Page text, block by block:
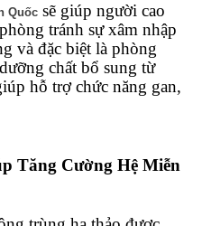
Quốc sẽ giúp người cao
tránh sự xâm nhập
và đặc biệt là phòng
chất bổ sung từ
hỗ trợ chức năng gan,
Tăng Cường Hệ Miễn